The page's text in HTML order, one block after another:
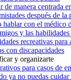
de manera centrada
después de la
hablar con el médico
y las habilidades
recreativas para
con discapacidades
y organizarte
para casos de
ya no puedas